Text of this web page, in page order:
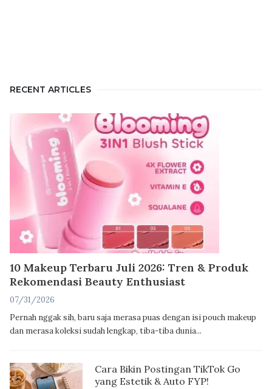
RECENT ARTICLES
10 Makeup Terbaru Juli 2026: Tren & Produk
Rekomendasi Beauty Enthusiast
07/31/2026
Pernah nggak sih, baru saja merasa puas dengan isi pouch makeup
dan merasa koleksi sudah lengkap, tiba-tiba dunia...
Cara Bikin Postingan TikTok Go
yang Estetik & Auto FYP!